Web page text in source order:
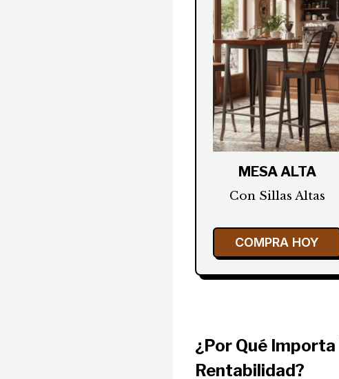
MESA ALTA
Con Sillas Altas
COMPRA HOY
¿Por Qué
Rentabilidad?